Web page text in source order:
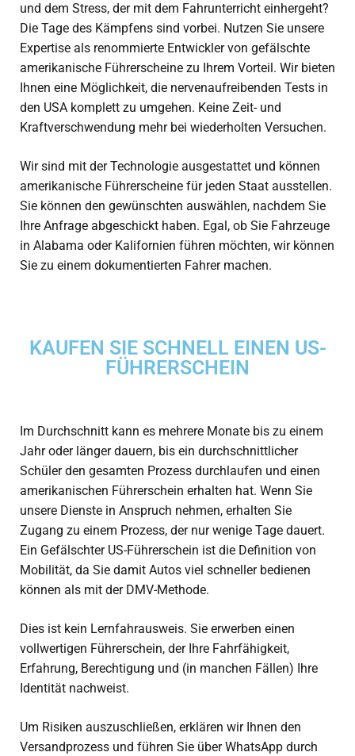
und dem Stress, der mit dem Fahrunterricht einhergeht?
Die Tage des Kämpfens sind vorbei. Nutzen Sie unsere
Expertise als renommierte Entwickler von gefälschte
amerikanische Führerscheine zu Ihrem Vorteil. Wir bieten
Ihnen eine Möglichkeit, die nervenaufreibenden Tests in
den USA komplett zu umgehen. Keine Zeit- und
Kraftverschwendung mehr bei wiederholten Versuchen.
Wir sind mit der Technologie ausgestattet und können
amerikanische Führerscheine für jeden Staat ausstellen.
Sie können den gewünschten auswählen, nachdem Sie
Ihre Anfrage abgeschickt haben. Egal, ob Sie Fahrzeuge
in Alabama oder Kalifornien führen möchten, wir können
Sie zu einem dokumentierten Fahrer machen.
KAUFEN SIE SCHNELL EINEN US-
FÜHRERSCHEIN
Im Durchschnitt kann es mehrere Monate bis zu einem
Jahr oder länger dauern, bis ein durchschnittlicher
Schüler den gesamten Prozess durchlaufen und einen
amerikanischen Führerschein erhalten hat. Wenn Sie
unsere Dienste in Anspruch nehmen, erhalten Sie
Zugang zu einem Prozess, der nur wenige Tage dauert.
Ein Gefälschter US-Führerschein ist die Definition von
Mobilität, da Sie damit Autos viel schneller bedienen
können als mit der DMV-Methode.
Dies ist kein Lernfahrausweis. Sie erwerben einen
vollwertigen Führerschein, der Ihre Fahrfähigkeit,
Erfahrung, Berechtigung und (in manchen Fällen) Ihre
Identität nachweist.
Um Risiken auszuschließen, erklären wir Ihnen den
Versandprozess und führen Sie über WhatsApp durch